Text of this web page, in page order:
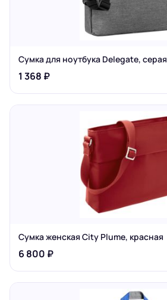
Сумка для ноутбука Delegate, серая
1 368 ₽
Сумка женская City Plume, красная
6 800 ₽